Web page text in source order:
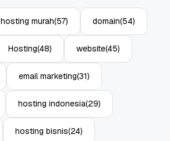
hosting murah(57) domain(54)
Hosting(48) website(45)
email marketing(31)
hosting indonesia(29)
hosting bisnis(24)